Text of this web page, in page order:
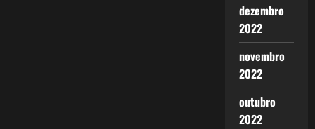
dezembro
2022
novembro
2022
outubro
2022